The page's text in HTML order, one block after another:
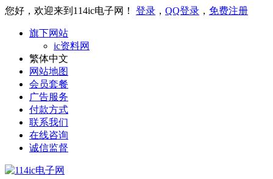
您好，欢迎来到114ic电子网！ 登录 ， QQ登录 ， 免费注册
旗下网站
ic资料网
繁体中文
网站地图
会员套餐
广告服务
付款方式
联系我们
在线咨询
诚信监督